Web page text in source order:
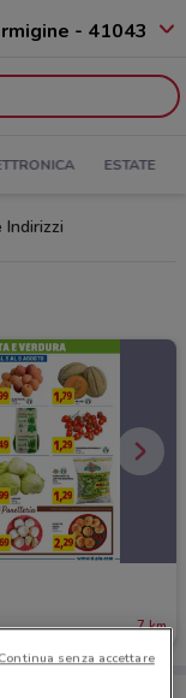
- 41043
ESTATE
Indirizzi
7 km
Continua senza accettare